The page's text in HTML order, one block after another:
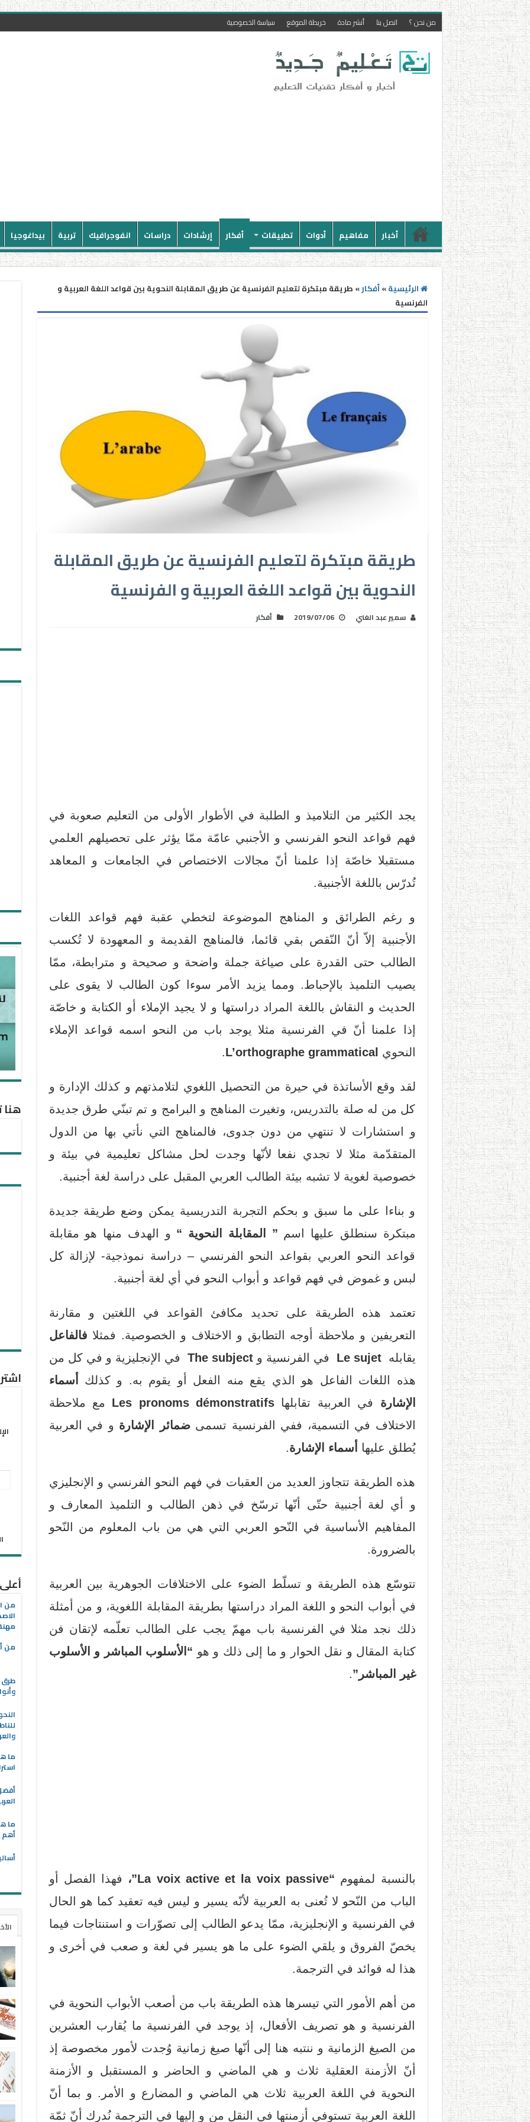
من نحن ؟ اتصل بنا أنشر مادة خريطة الموقع سياسة الخصوصية
أخبار مفاهيم أدوات تطبيقات أفكار إرشادات دراسات انفوجرافيك تربية بيداغوجيا
الرئيسية»أفكار» طريقة مبتكرة لتعليم الفرنسية عن طريق المقابلة النحوية بين قواعد اللغة العربية و
الفرنسية
طريقة مبتكرة لتعليم الفرنسية عن طريق المقابلة
النحوية بين قواعد اللغة العربية و الفرنسية
سمير عبد الغني 2019/07/06 أفكار
يجد الكثير من التلاميذ و الطلبة في الأطوار الأولى من التعليم صعوبة في
فهم قواعد النحو الفرنسي و الأجنبي عامّة ممّا يؤثر على تحصيلهم العلمي
مستقبلا خاصّة إذا علمنا أنّ مجالات الاختصاص في الجامعات و المعاهد
تُدرّس باللغة الأجنبية.
و رغم الطرائق و المناهج الموضوعة لتخطي عقبة فهم قواعد اللغات
الأجنبية إلاّ أنّ النّقص بقي قائما، فالمناهج القديمة و المعهودة لا تُكسب
الطالب حتى القدرة على صياغة جملة واضحة و صحيحة و مترابطة، ممّا
يصيب التلميذ بالإحباط. ومما يزيد الأمر سوءا كون الطالب لا يقوى على
الحديث و النقاش باللغة المراد دراستها و لا يجيد الإملاء أو الكتابة و خاصّة
إذا علمنا أنّ في الفرنسية مثلا يوجد باب من النحو اسمه قواعد الإملاء
النحوي L’orthographe grammatical
.
لقد وقع الأساتذة في حيرة من التحصيل اللغوي لتلامذتهم و كذلك الإدارة و
كل من له صلة بالتدريس، وتغيرت المناهج و البرامج و تم تبنّي طرق جديدة
و استشارات لا تنتهي من دون جدوى، فالمناهج التي نأتي بها من الدول
المتقدّمة مثلا لا تجدي نفعا لأنّها وجدت لحل مشاكل تعليمية في بيئة و
خصوصية لغوية لا تشبه بيئة الطالب العربي المقبل على دراسة لغة أجنبية.
و بناءا على ما سبق و بحكم التجربة التدريسية يمكن وضع طريقة جديدة
مبتكرة سنطلق عليها اسم ” المقابلة النحوية “ و الهدف منها هو مقابلة
قواعد النحو العربي بقواعد النحو الفرنسي – دراسة نموذجية- لإزالة كل
لبس و غموض في فهم قواعد و أبواب النحو في أي لغة أجنبية.
تعتمد هذه الطريقة على تحديد مكافئ القواعد في اللغتين و مقارنة
التعريفين و ملاحظة أوجه التطابق و الاختلاف و الخصوصية. فمثلا فالفاعل
يقابلهLe sujet في الفرنسية وThe subject في الإنجليزية و في كل من
هذه اللغات الفاعل هو الذي يقع منه الفعل أو يقوم به. و كذلك
أسماء
الإشارة في العربية تقابلها Les pronoms démonstratifs مع ملاحظة
الاختلاف في التسمية، ففي الفرنسية تسمىضمائر الإشارة و في العربية
يُطلق عليها
أسماء الإشارة.
هذه الطريقة تتجاوز العديد من العقبات في فهم النحو الفرنسي و الإنجليزي
و أي لغة أجنبية حتّى أنّها ترسّخ في ذهن الطالب و التلميذ المعارف و
المفاهيم الأساسية في النّحو العربي التي هي من باب المعلوم من النّحو
بالضرورة.
تتوسّع هذه الطريقة و تسلّط الضوء على الاختلافات الجوهرية بين العربية
في أبواب النحو و اللغة المراد دراستها بطريقة المقابلة اللغوية، و من أمثلة
ذلك نجد مثلا في الفرنسية باب مهمّ يجب على الطالب تعلّمه لإتقان فن
كتابة المقال و نقل الحوار و ما إلى ذلك و هو “الأسلوب المباشر و الأسلوب
غير المباشر”.
بالنسبة لمفهوم “La voix active et la voix passive”،
فهذا الفصل أو
الباب من النّحو لا تُعنى به العربية لأنّه يسير و ليس فيه تعقيد كما هو الحال
في الفرنسية و الإنجليزية، ممّا يدعو الطالب إلى تصوّرات و استنتاجات فيما
يخصّ الفروق و يلقي الضوء على ما هو يسير في لغة و صعب في أخرى و
هذا له فوائد في الترجمة.
من أهم الأمور التي تيسرها هذه الطريقة باب من أصعب الأبواب النحوية في
الفرنسية و هو تصريف الأفعال، إذ يوجد في الفرنسية ما يُقارب العشرين
من الصيغ الزمانية و ننتبه هنا إلى أنّها صيغ زمانية وُجدت لأمور مخصوصة إذ
أنّ الأزمنة العقلية ثلاث و هي الماضي و الحاضر و المستقبل و الأزمنة
النحوية في اللغة العربية ثلاث هي الماضي و المضارع و الأمر. و بما أنّ
اللغة العربية تستوفي أزمنتها في النقل من و إليها في الترجمة نُدرك أنّ ثمّة
هنا
من
من
طرق
ما
ما
أهم